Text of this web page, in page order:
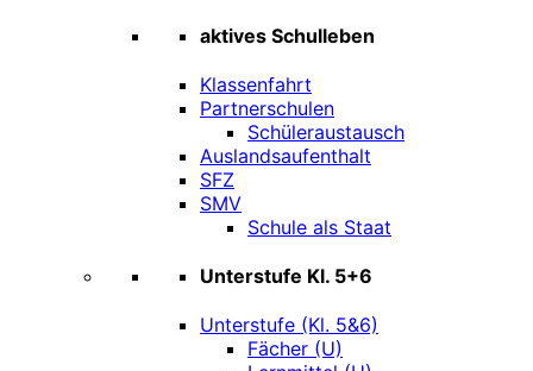
aktives Schulleben
Klassenfahrt
Partnerschulen
Schüleraustausch
Auslandsaufenthalt
SFZ
SMV
Schule als Staat
Unterstufe Kl. 5+6
Unterstufe (Kl. 5&6)
Fächer (U)